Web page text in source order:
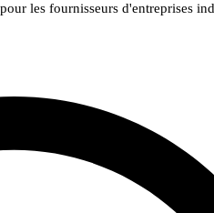
les fournisseurs d'entreprises